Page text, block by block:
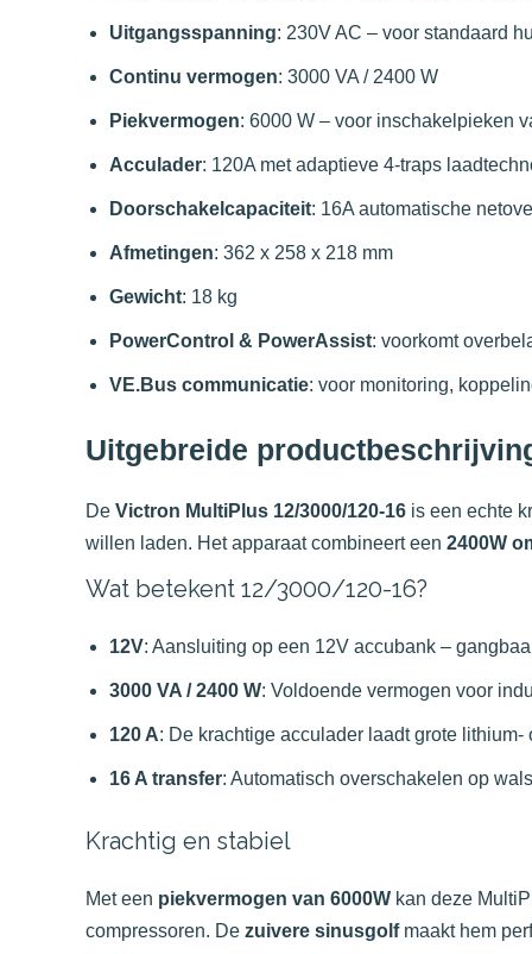
Uitgangsspanning: 230V AC – voor standaard
Continu vermogen: 3000 VA / 2400 W
Piekvermogen: 6000 W – voor inschakelpieken
Acculader: 120A met adaptieve 4-traps
Doorschakelcapaciteit: 16A automatische
Afmetingen: 362 x 258 x 218 mm
Gewicht: 18 kg
PowerControl & PowerAssist: voorkomt
VE.Bus communicatie: voor monitoring,
Uitgebreide
De Victron MultiPlus 12/3000/120-16 is een echte
willen laden. Het apparaat combineert een 2400W
Wat betekent 12/3000/120-16?
12V: Aansluiting op een 12V accubank –
3000 VA / 2400 W: Voldoende vermogen voor
120 A: De krachtige acculader laadt grote lithium-
16 A transfer: Automatisch overschakelen op
Krachtig en stabiel
Met een piekvermogen van 6000W kan deze
compressoren. De zuivere sinusgolfmaakt hem